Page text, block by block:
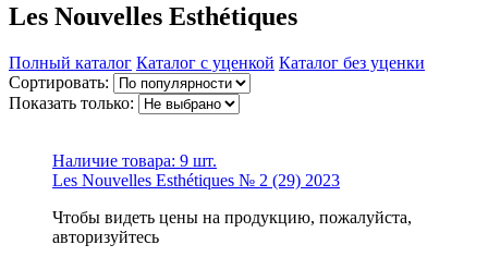
Les Nouvelles Esthétiques
Полный каталог Каталог с уценкой Каталог без уценки
Сортировать:
Показать только:
Наличие товара: 9 шт.
Les Nouvelles Esthétiques № 2 (29) 2023
Чтобы видеть цены на продукцию, пожалуйста,
авторизуйтесь